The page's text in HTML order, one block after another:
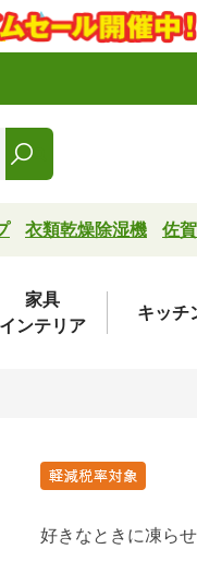
衣類乾燥除湿機 佐
家具
インテリア
キッチ
好きなときに凍ら